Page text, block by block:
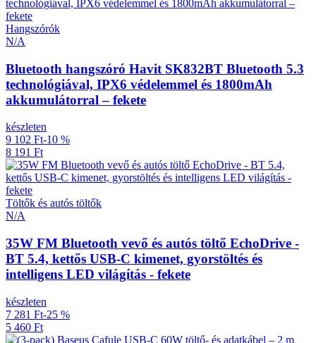
Hangszórók
N/A
Bluetooth hangszóró Havit SK832BT Bluetooth 5.3
technológiával, IPX6 védelemmel és 1800mAh
akkumulátorral – fekete
készleten
9 102 Ft-10 %
8 191 Ft
Töltők és autós töltők
N/A
35W FM Bluetooth vevő és autós töltő EchoDrive -
BT 5.4, kettős USB-C kimenet, gyorstöltés és
intelligens LED világítás - fekete
készleten
7 281 Ft-25 %
5 460 Ft